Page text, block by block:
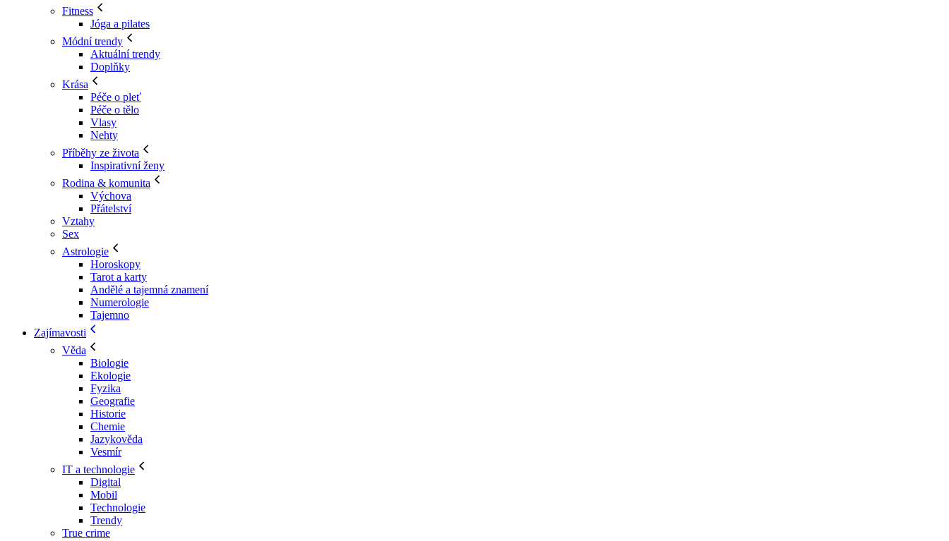
Fitness
Jóga a pilates
Módní trendy
Aktuální trendy
Doplňky
Krása
Péče o pleť
Péče o tělo
Vlasy
Nehty
Příběhy ze života
Inspirativní ženy
Rodina & komunita
Výchova
Přátelství
Vztahy
Sex
Astrologie
Horoskopy
Tarot a karty
Andělé a tajemná znamení
Numerologie
Tajemno
Zajímavosti
Věda
Biologie
Ekologie
Fyzika
Geografie
Historie
Chemie
Jazykověda
Vesmír
IT a technologie
Digital
Mobil
Technologie
Trendy
True crime